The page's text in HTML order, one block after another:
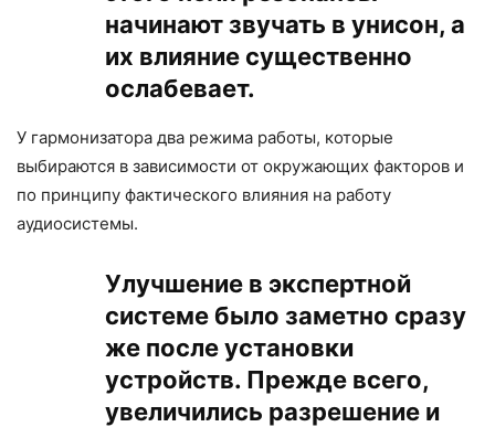
начинают звучать в унисон, а
их влияние существенно
ослабевает.
У гармонизатора два режима работы, которые
выбираются в зависимости от окружающих факторов и
по принципу фактического влияния на работу
аудиосистемы.
Улучшение в экспертной
системе было заметно сразу
же после установки
устройств. Прежде всего,
увеличились разрешение и